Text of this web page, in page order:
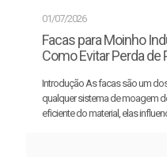
01/07/2026
Facas para Moinho
Como Evitar Perda
Introdução As facas são um
qualquer sistema de moagem
eficiente do material, elas